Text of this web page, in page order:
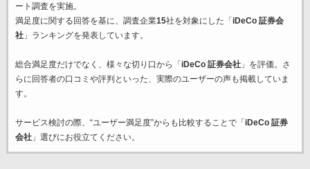
ート調査を実施。
満足度に関する回答を基に、調査企業15社を対象にした「 iDeCo 証券会
社」ランキングを発表しています。
総合満足度だけでなく、様々な切り口から「 iDeCo 証券会社」を評価。さ
らに回答者の口コミや評判といった、実際のユーザーの声も掲載していま
す。
サービス検討の際、“ユーザー満足度”からも比較することで「 iDeCo 証券
会社」選びにお役立てください。